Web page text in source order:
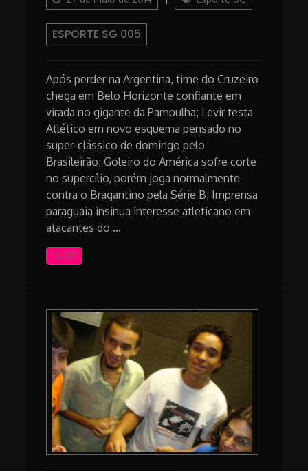
ESPORTE SG 005
Após perder na Argentina, time do Cruzeiro
chega em Belo Horizonte confiante em
virada no gigante da Pampulha; Levir testa
Atlético em novo esquema pensado no
super-clássico de domingo pelo
Brasileirão; Goleiro do América sofre corte
no supercílio, porém joga normalmente
contra o Bragantino pela Série B; Imprensa
paraguaia insinua interesse atleticano em
atacantes do …
OUÇA